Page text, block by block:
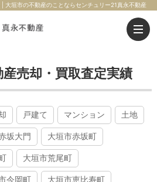
大垣市の不動産のことならセンチュリー21真永不動産
売却・買取査定実績
戸建て マンション 土地
坂大門 大垣市赤坂町
大垣市荒尾町
今岡町 大垣市恵比寿町